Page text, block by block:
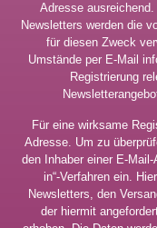
Adresse
Newsletters werden die
für diesen Zweck
Umstände per E-Mail
Registrierung
Für eine wirksame
Adresse. Um zu
den Inhaber einer E-
in“-Verfahren ein.
Newsletters, den
der hiermit